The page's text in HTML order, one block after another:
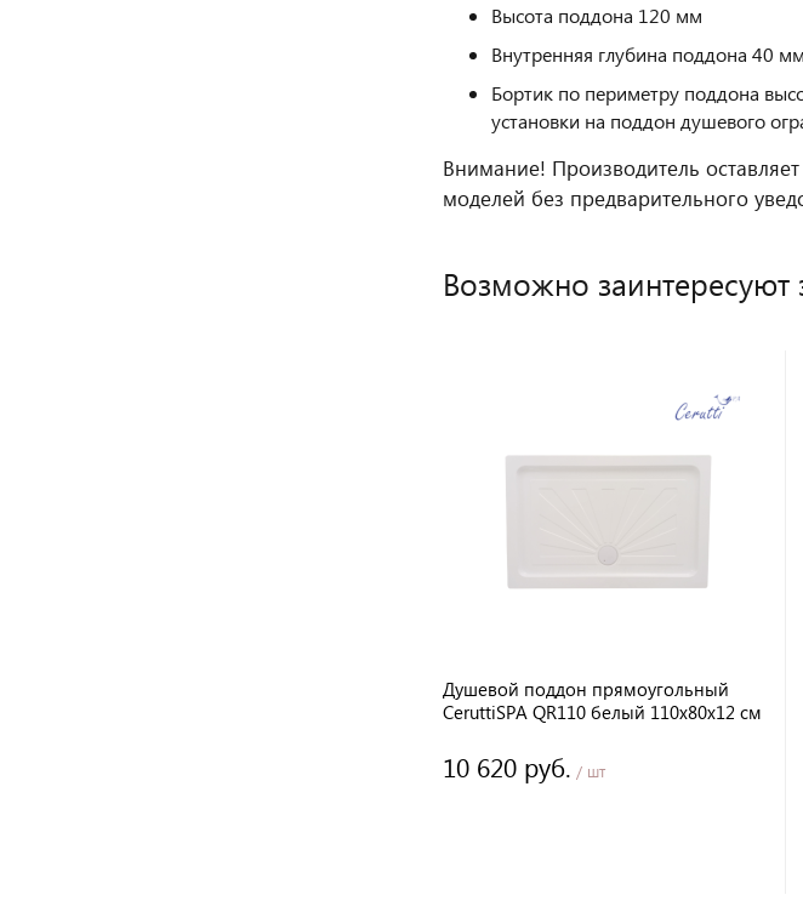
Высота поддона 120 мм
Внутренняя глубина поддона 40 мм
Бортик по периметру поддона
установки на поддон душевого
Внимание! Производитель
моделей без предварительного
Возможно заинтересуют
Душевой поддон прямоугольный
CeruttiSPA QR110 белый 110х80х12 см
10 620 руб. / шт